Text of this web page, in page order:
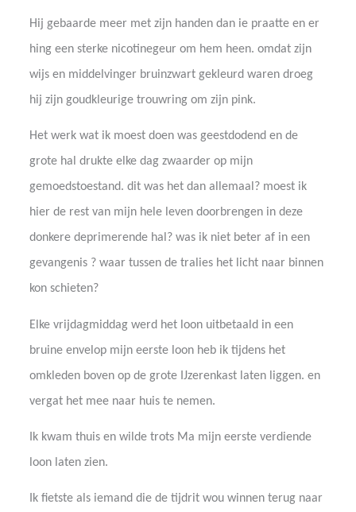
Hij gebaarde meer met zijn handen dan ie praatte en er
hing een sterke nicotinegeur om hem heen. omdat zijn
wijs en middelvinger bruinzwart gekleurd waren droeg
hij zijn goudkleurige trouwring om zijn pink.
Het werk wat ik moest doen was geestdodend en de
grote hal drukte elke dag zwaarder op mijn
gemoedstoestand. dit was het dan allemaal? moest ik
hier de rest van mijn hele leven doorbrengen in deze
donkere deprimerende hal? was ik niet beter af in een
gevangenis ? waar tussen de tralies het licht naar binnen
kon schieten?
Elke vrijdagmiddag werd het loon uitbetaald in een
bruine envelop mijn eerste loon heb ik tijdens het
omkleden boven op de grote IJzerenkast laten liggen. en
vergat het mee naar huis te nemen.
Ik kwam thuis en wilde trots Ma mijn eerste verdiende
loon laten zien.
Ik fietste als iemand die de tijdrit wou winnen terug naar